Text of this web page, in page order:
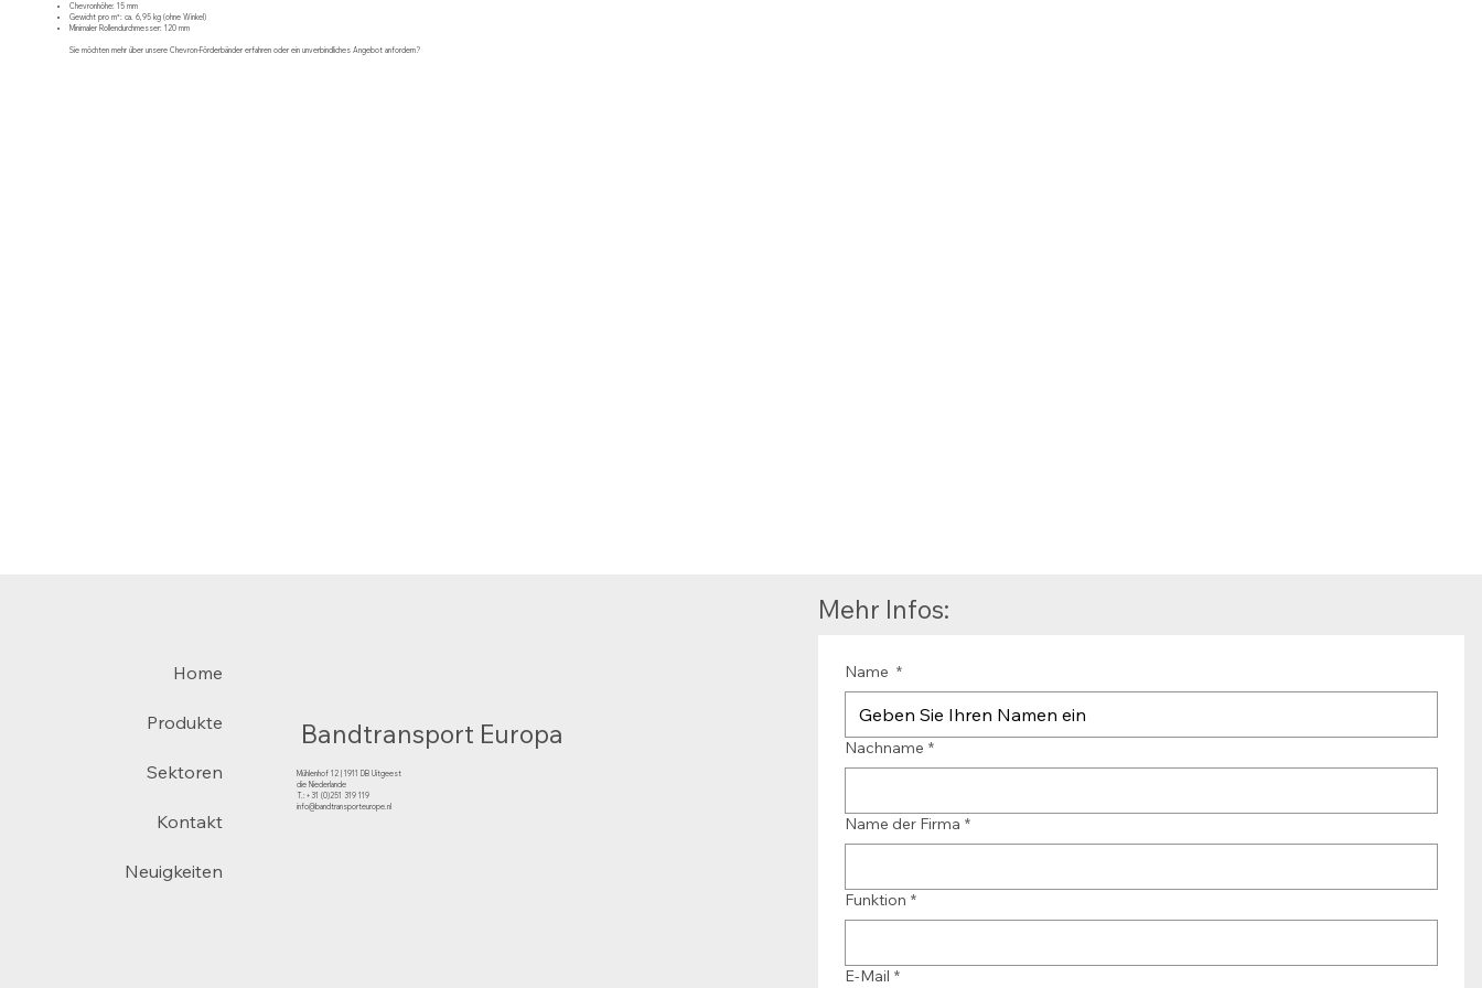
Chevronhöhe: 15 mm
Gewicht pro m²: ca. 6,95 kg (ohne Winkel)
Minimaler Rollendurchmesser: 120 mm
Sie möchten mehr über unsere Chevron-Förderbänder erfahren oder ein unverbindliches Angebot anfordern?
Bandtransport Europa
Mühlenhof 12 | 1911 DB Uitgeest
die Niederlande
T.:+31 (0)251 319 119
info@bandtransporteurope.nl
Home
Produkte
Sektoren
Kontakt
Neuigkeiten
Mehr Infos:
Name *
Nachname *
Name der Firma *
Funktion *
E-Mail *